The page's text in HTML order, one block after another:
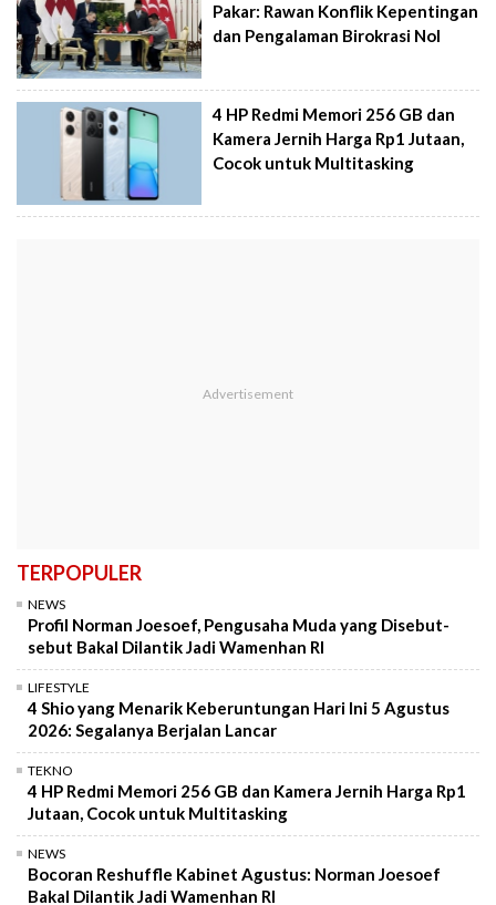
Pakar: Rawan Konflik Kepentingan
dan Pengalaman Birokrasi Nol
4 HP Redmi Memori 256 GB dan
Kamera Jernih Harga Rp1 Jutaan,
Cocok untuk Multitasking
TERPOPULER
NEWS
Profil Norman Joesoef, Pengusaha Muda yang Disebut-
sebut Bakal Dilantik Jadi Wamenhan RI
LIFESTYLE
4 Shio yang Menarik Keberuntungan Hari Ini 5 Agustus
2026: Segalanya Berjalan Lancar
TEKNO
4 HP Redmi Memori 256 GB dan Kamera Jernih Harga Rp1
Jutaan, Cocok untuk Multitasking
NEWS
Bocoran Reshuffle Kabinet Agustus: Norman Joesoef
Bakal Dilantik Jadi Wamenhan RI